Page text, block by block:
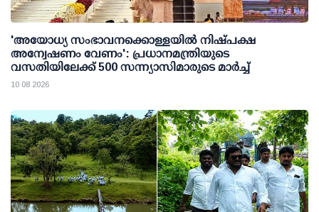
'അയോധ്യ സംഭാവനക്കൊള്ളയില്‍ നിഷ്പക്ഷ
അന്വേഷണം വേണം': പ്രധാനമന്ത്രിയുടെ
വസതിയിലേക്ക് 500 സന്ന്യാസിമാരുടെ മാര്‍ച്ച്
10 08 2026